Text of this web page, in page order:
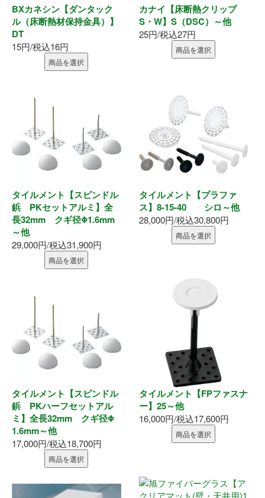
BXカネシン【ダンタック
ル（床断熱材保持金具）】
DT
15円/税込16円
商品を選択
カナイ【床断熱クリップ
S・W】S（DSC）～他
25円/税込27円
商品を選択
タイルメント【スピンドル
鋲 PKセットアルミ】全
長32mm クギ径Φ1.6mm
～他
29,000円/税込31,900円
商品を選択
タイルメント【プラファ
ス】8-15-40 シロ～他
28,000円/税込30,800円
商品を選択
タイルメント【スピンドル
鋲 PKハーフセットアル
ミ】全長32mm クギ径Φ
1.6mm～他
17,000円/税込18,700円
商品を選択
タイルメント【FPファスナ
ー】25～他
16,000円/税込17,600円
商品を選択